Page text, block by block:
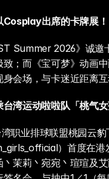
Cosplay出席的卡牌展！
Summer 2026》诚
致；而《宝可梦》动画
身会场，与卡迷近距离
湾运动啦啦队「桃气
职业排球联盟桃园云
）首度在
丶茉莉丶宛宛丶瑄瑄及